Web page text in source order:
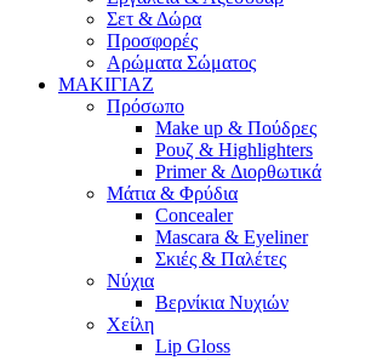
Σετ & Δώρα
Προσφορές
Αρώματα Σώματος
ΜΑΚΙΓΙΑΖ
Πρόσωπο
Make up & Πούδρες
Ρουζ & Highlighters
Primer & Διορθωτικά
Μάτια & Φρύδια
Concealer
Mascara & Eyeliner
Σκιές & Παλέτες
Νύχια
Βερνίκια Νυχιών
Χείλη
Lip Gloss